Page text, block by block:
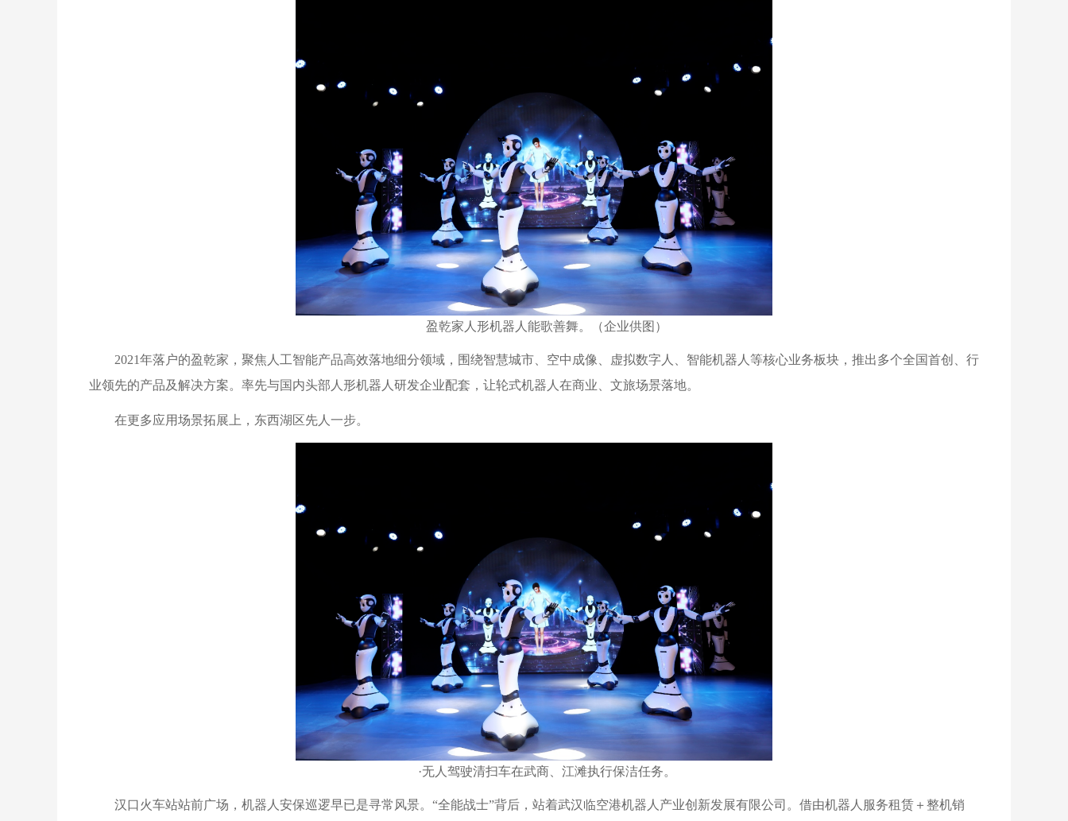
盈乾家人形机器人能歌善舞。（企业供图）
2021年落户的盈乾家，聚焦人工智能产品高效落地细分领域，围绕智慧城市、空中成像、虚拟数字人、智能机器人等核心业务板块，推出多个全国首创、行
业领先的产品及解决方案。率先与国内头部人形机器人研发企业配套，让轮式机器人在商业、文旅场景落地。
在更多应用场景拓展上，东西湖区先人一步。
·无人驾驶清扫车在武商、江滩执行保洁任务。
汉口火车站站前广场，机器人安保巡逻早已是寻常风景。“全能战士”背后，站着武汉临空港机器人产业创新发展有限公司。借由机器人服务租赁＋整机销